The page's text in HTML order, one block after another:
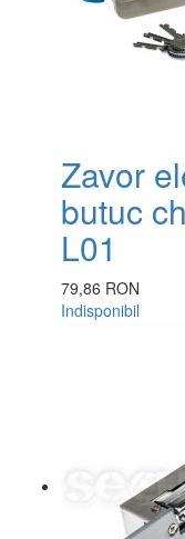
Zavor
butuc
L01
79,86 RON
Indisponibil